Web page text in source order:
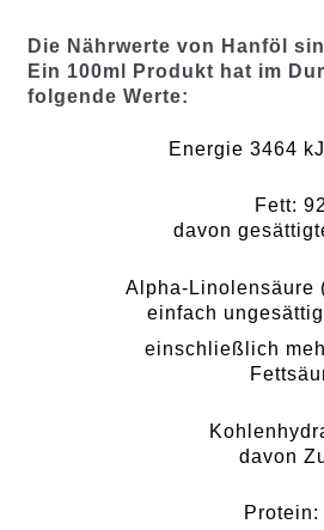
auf
Kundenb
ewertung
Die Nährwerte von Hanföl
Ein 100ml Produkt hat im
folgende Werte:
Energie 3464
Fett:
davon
Alpha-Linolensäure
einfach
einschließlich
davon
Protein: